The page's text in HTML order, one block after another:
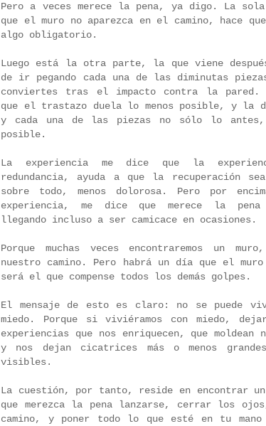
Pero a veces merece la pena, ya digo. La
que el muro no aparezca en el camino, hace
algo obligatorio.
Luego está la otra parte, la que viene
de ir pegando cada una de las diminutas
conviertes tras el impacto contra la pared.
que el trastazo duela lo menos posible, y la
y cada una de las piezas no sólo lo
posible.
La experiencia me dice que la
redundancia, ayuda a que la recuperación
sobre todo, menos dolorosa. Pero por
experiencia, me dice que merece la
llegando incluso a ser camicace en ocasiones.
Porque muchas veces encontraremos un
nuestro camino. Pero habrá un día que el
será el que compense todos los demás golpes.
El mensaje de esto es claro: no se puede
miedo. Porque si viviéramos con miedo,
experiencias que nos enriquecen, que moldean
y nos dejan cicatrices más o menos
visibles.
La cuestión, por tanto, reside en encontrar
que merezca la pena lanzarse, cerrar los
camino, y poner todo lo que esté en tu